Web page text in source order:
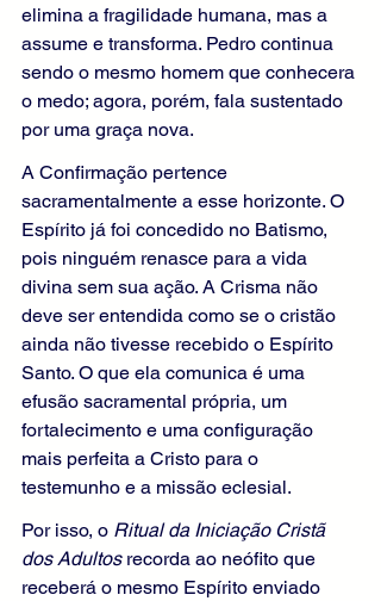
elimina a fragilidade humana, mas a
assume e transforma. Pedro continua
sendo o mesmo homem que conhecera
o medo; agora, porém, fala sustentado
por uma graça nova.
A Confirmação pertence
sacramentalmente a esse horizonte. O
Espírito já foi concedido no Batismo,
pois ninguém renasce para a vida
divina sem sua ação. A Crisma não
deve ser entendida como se o cristão
ainda não tivesse recebido o Espírito
Santo. O que ela comunica é uma
efusão sacramental própria, um
fortalecimento e uma configuração
mais perfeita a Cristo para o
testemunho e a missão eclesial.
Por isso, o Ritual da Iniciação Cristã
dos Adultos recorda ao neófito que
receberá o mesmo Espírito enviado